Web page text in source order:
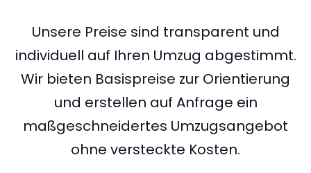
Unsere Preise sind transparent und
individuell auf Ihren Umzug abgestimmt.
Wir bieten Basispreise zur Orientierung
und erstellen auf Anfrage ein
maßgeschneidertes Umzugsangebot
ohne versteckte Kosten.